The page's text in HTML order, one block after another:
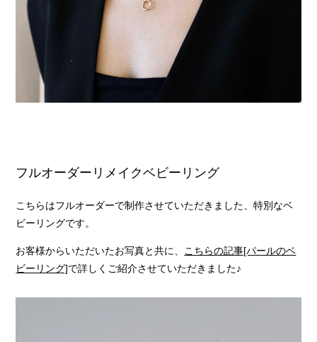
フルオーダーリメイクベビーリング
こちらはフルオーダーで制作させていただきました、特別なベ
ビーリングです。
お客様からいただいたお写真と共に、 こちらの記事[パールのベ
ビーリング]で詳しくご紹介させていただきました♪